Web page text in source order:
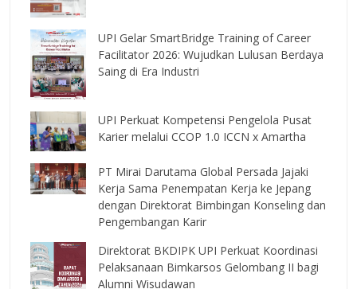
UPI Gelar SmartBridge Training of Career
Facilitator 2026: Wujudkan Lulusan Berdaya
Saing di Era Industri
UPI Perkuat Kompetensi Pengelola Pusat
Karier melalui CCOP 1.0 ICCN x Amartha
PT Mirai Darutama Global Persada Jajaki
Kerja Sama Penempatan Kerja ke Jepang
dengan Direktorat Bimbingan Konseling dan
Pengembangan Karir
Direktorat BKDIPK UPI Perkuat Koordinasi
Pelaksanaan Bimkarsos Gelombang II bagi
Alumni Wisudawan